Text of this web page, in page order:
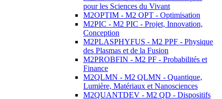
pour les Sciences du Vivant
M2OPTIM - M2 OPT - Optimisation
M2PIC - M2 PIC - Projet, Innovation,
Conception
M2PLASPHYFUS - M2 PPF - Physique
des Plasmas et de la Fusion
M2PROBFIN - M2 PF - Probabilités et
Finance
M2QLMN - M2 QLMN - Quantique,
Lumière, Matériaux et Nanosciences
M2QUANTDEV - M2 QD - Dispositifs